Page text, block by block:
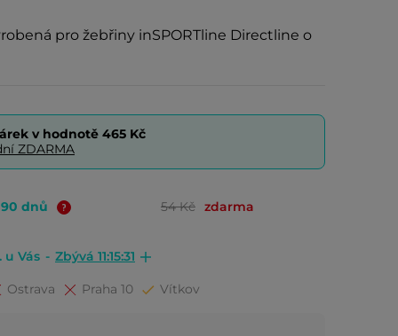
pro žebřiny inSPORTline Directline o
v hodnotě 465 Kč
ZDARMA
dnů 54 Kč zdarma
u Vás - Zbývá 11:15:30
Ostrava Praha 10 Vítkov